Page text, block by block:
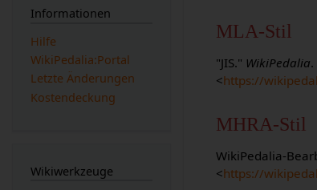
MLA-Stil
"JIS." WikiPedalia
<https://
MHRA-Stil
WikiPedalia-
<https://
Informationen
Hilfe
WikiPedalia:Portal
Letzte Änderungen
Kostendeckung
Wikiwerkzeuge